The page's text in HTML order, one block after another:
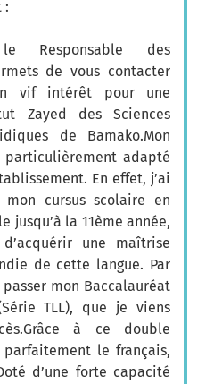
:
le Responsable des
de vous contacter
vif intérêt pour une
Zayed des Sciences
de Bamako.Mon
particulièrement adapté
En effet, j’ai
cursus scolaire en
jusqu’à la 11ème année,
une maîtrise
de cette langue. Par
mon Baccalauréat
TLL), que je viens
à ce double
le français,
d’une forte capacité